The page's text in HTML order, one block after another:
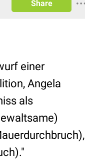
Share
einer
Angela
als